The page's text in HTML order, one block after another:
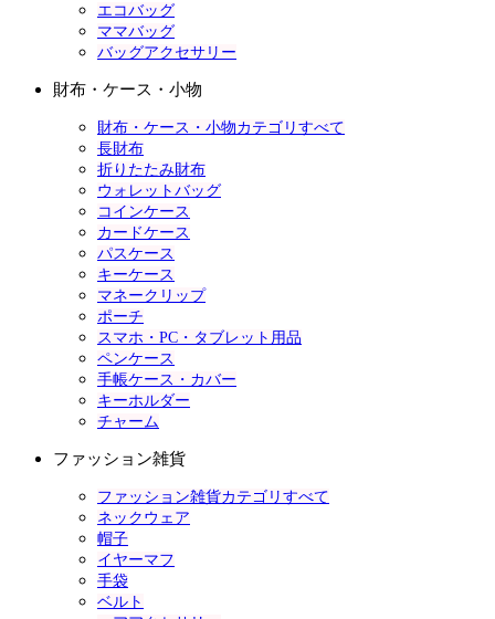
エコバッグ
ママバッグ
バッグアクセサリー
財布・ケース・小物
財布・ケース・小物カテゴリすべて
長財布
折りたたみ財布
ウォレットバッグ
コインケース
カードケース
パスケース
キーケース
マネークリップ
ポーチ
スマホ・PC・タブレット用品
ペンケース
手帳ケース・カバー
キーホルダー
チャーム
ファッション雑貨
ファッション雑貨カテゴリすべて
ネックウェア
帽子
イヤーマフ
手袋
ベルト